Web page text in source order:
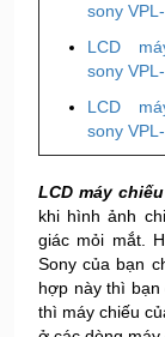
sony
LCD
sony
LCD
sony
LCD máy
khi hình ảnh
giác mỏi mắt.
Sony của bạn
hợp này thì bạn
thì máy chiếu